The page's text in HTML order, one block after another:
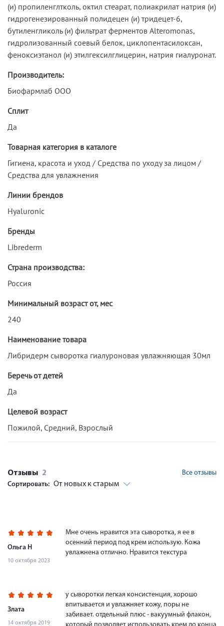
(и) пропиленглтколь, октил стеарат, полиакрилат натрия (и)
гидрогенезированный полидецен (и) тридецет-6,
бутиленгликоль (и) фильтрат ферментов Alteromonas,
гидролизованный соевый белок, циклопентасилоксан,
феноксиэтанол (и) этилгексилглицерин, натрия гиалуронат.
Производитель:
Биофармлаб ООО
Сплит
Да
Товарная категория в каталоге
Гигиена, красота и уход / Средства по уходу за лицом /
Средства для увлажнения
Линии брендов
Hyaluronic
Бренды
Librederm
Страна производства:
Россия
Минимальный возраст от, мес
240
Наименование товара
Либридерм сыворотка гиалуроновая увлажняющая 30мл
Беречь от детей
Да
Целевой возраст
Пожилой, Средний, Взрослый
Отзывы 2
Все отзывы
Сортировать: От новых к старым
Ольга Н
10 октября 2023
Мне очень нравится эта сыворотка, я ее в
осенний период под крем использую. Кожа
увлажнена отлично. Нравится текстура
Злата
14 октября 2019
у сыворотки легкая консистенция, хорошо
впитывается и увлажняет кожу, поры не
забивает. отдельный плюс - вакуумный флакон,